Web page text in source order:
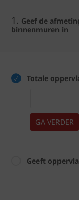
1. Geef de
binnenmuren in
Totale
GA VERDER
Geeft